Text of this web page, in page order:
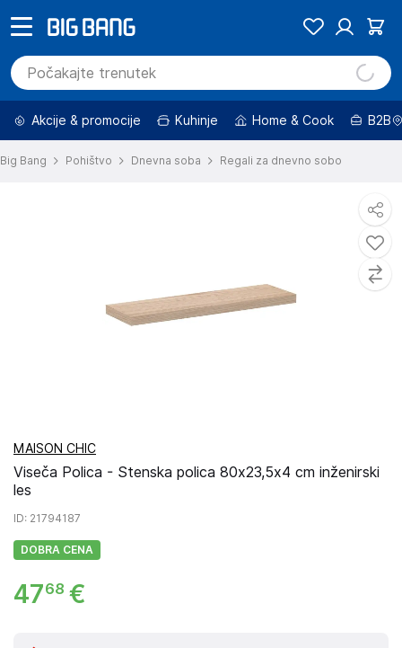
Akcije & promocije Kuhinje Home & Cook B2B
Big Bang Pohištvo Dnevna soba Regali za dnevno sobo
MAISON CHIC
Viseča Polica - Stenska polica 80x23,5x4 cm inženirski
les
ID: 21794187
DOBRA CENA
4768 €